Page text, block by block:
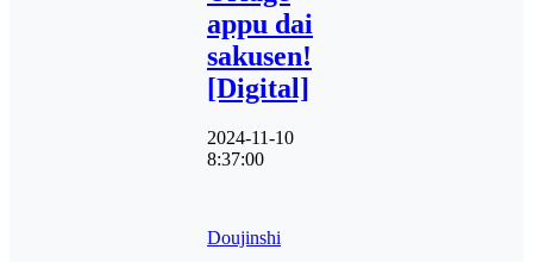
appu dai
sakusen!
[Digital]
2024-11-10
8:37:00
Doujinshi